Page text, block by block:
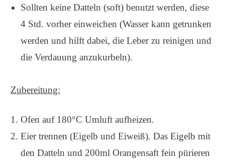
Sollten keine Datteln (soft) benutzt werden, diese
4 Std. vorher einweichen (Wasser kann getrunken
werden und hilft dabei, die Leber zu reinigen und
die Verdauung anzukurbeln).
Zubereitung:
Ofen auf 180°C Umluft aufheizen.
Eier trennen (Eigelb und Eiweiß). Das Eigelb mit
den Datteln und 200ml Orangensaft fein pürieren